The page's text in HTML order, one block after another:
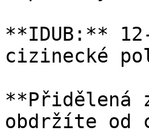
**IDUB:**
cizinecké
**Přidělená
obdržíte od